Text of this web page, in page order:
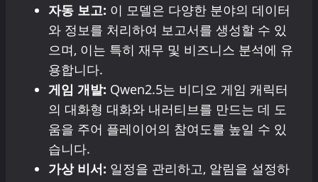
자동 보고: 이 모델은 다양한 분야의 데이터
와 정보를 처리하여 보고서를 생성할 수 있
으며, 이는 특히 재무 및 비즈니스 분석에 유
용합니다.
게임 개발: Qwen2.5는 비디오 게임 캐릭터
의 대화형 대화와 내러티브를 만드는 데 도
움을 주어 플레이어의 참여도를 높일 수 있
습니다.
가상 비서: 일정을 관리하고, 알림을 설정하